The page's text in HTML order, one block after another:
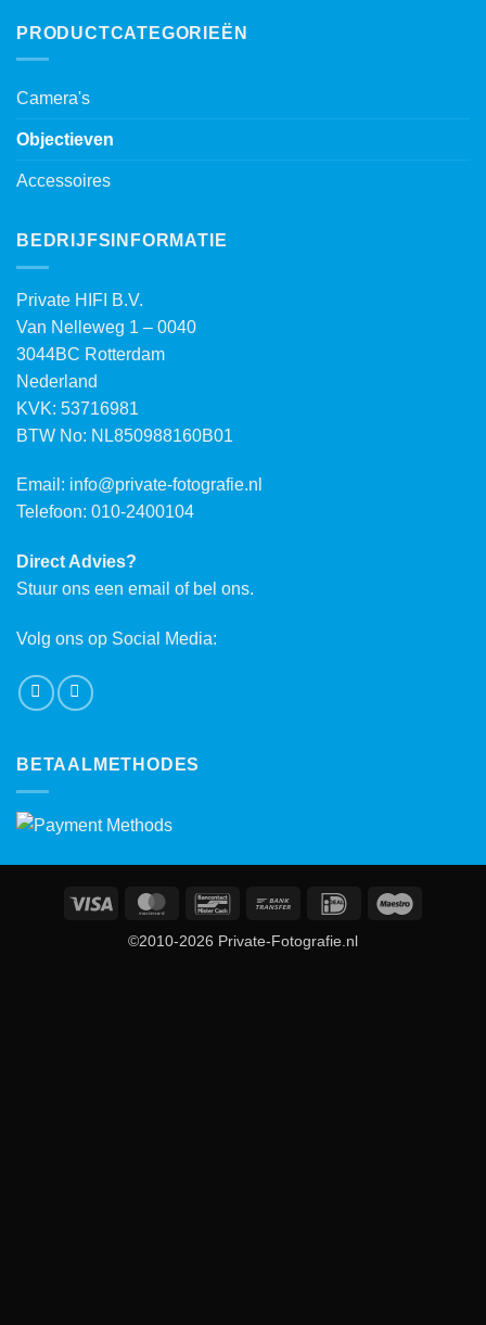
PRODUCTCATEGORIEËN
Camera's
Objectieven
Accessoires
BEDRIJFSINFORMATIE
Private HIFI B.V.
Van Nelleweg 1 – 0040
3044BC Rotterdam
Nederland
KVK: 53716981
BTW No: NL850988160B01
Email: info@private-fotografie.nl
Telefoon: 010-2400104
Direct Advies?
Stuur ons een email of bel ons.
Volg ons op Social Media:
BETAALMETHODES
Visa MasterCardBancontactBank
IDeal
©2010-2026 Private-Fotografie.nl